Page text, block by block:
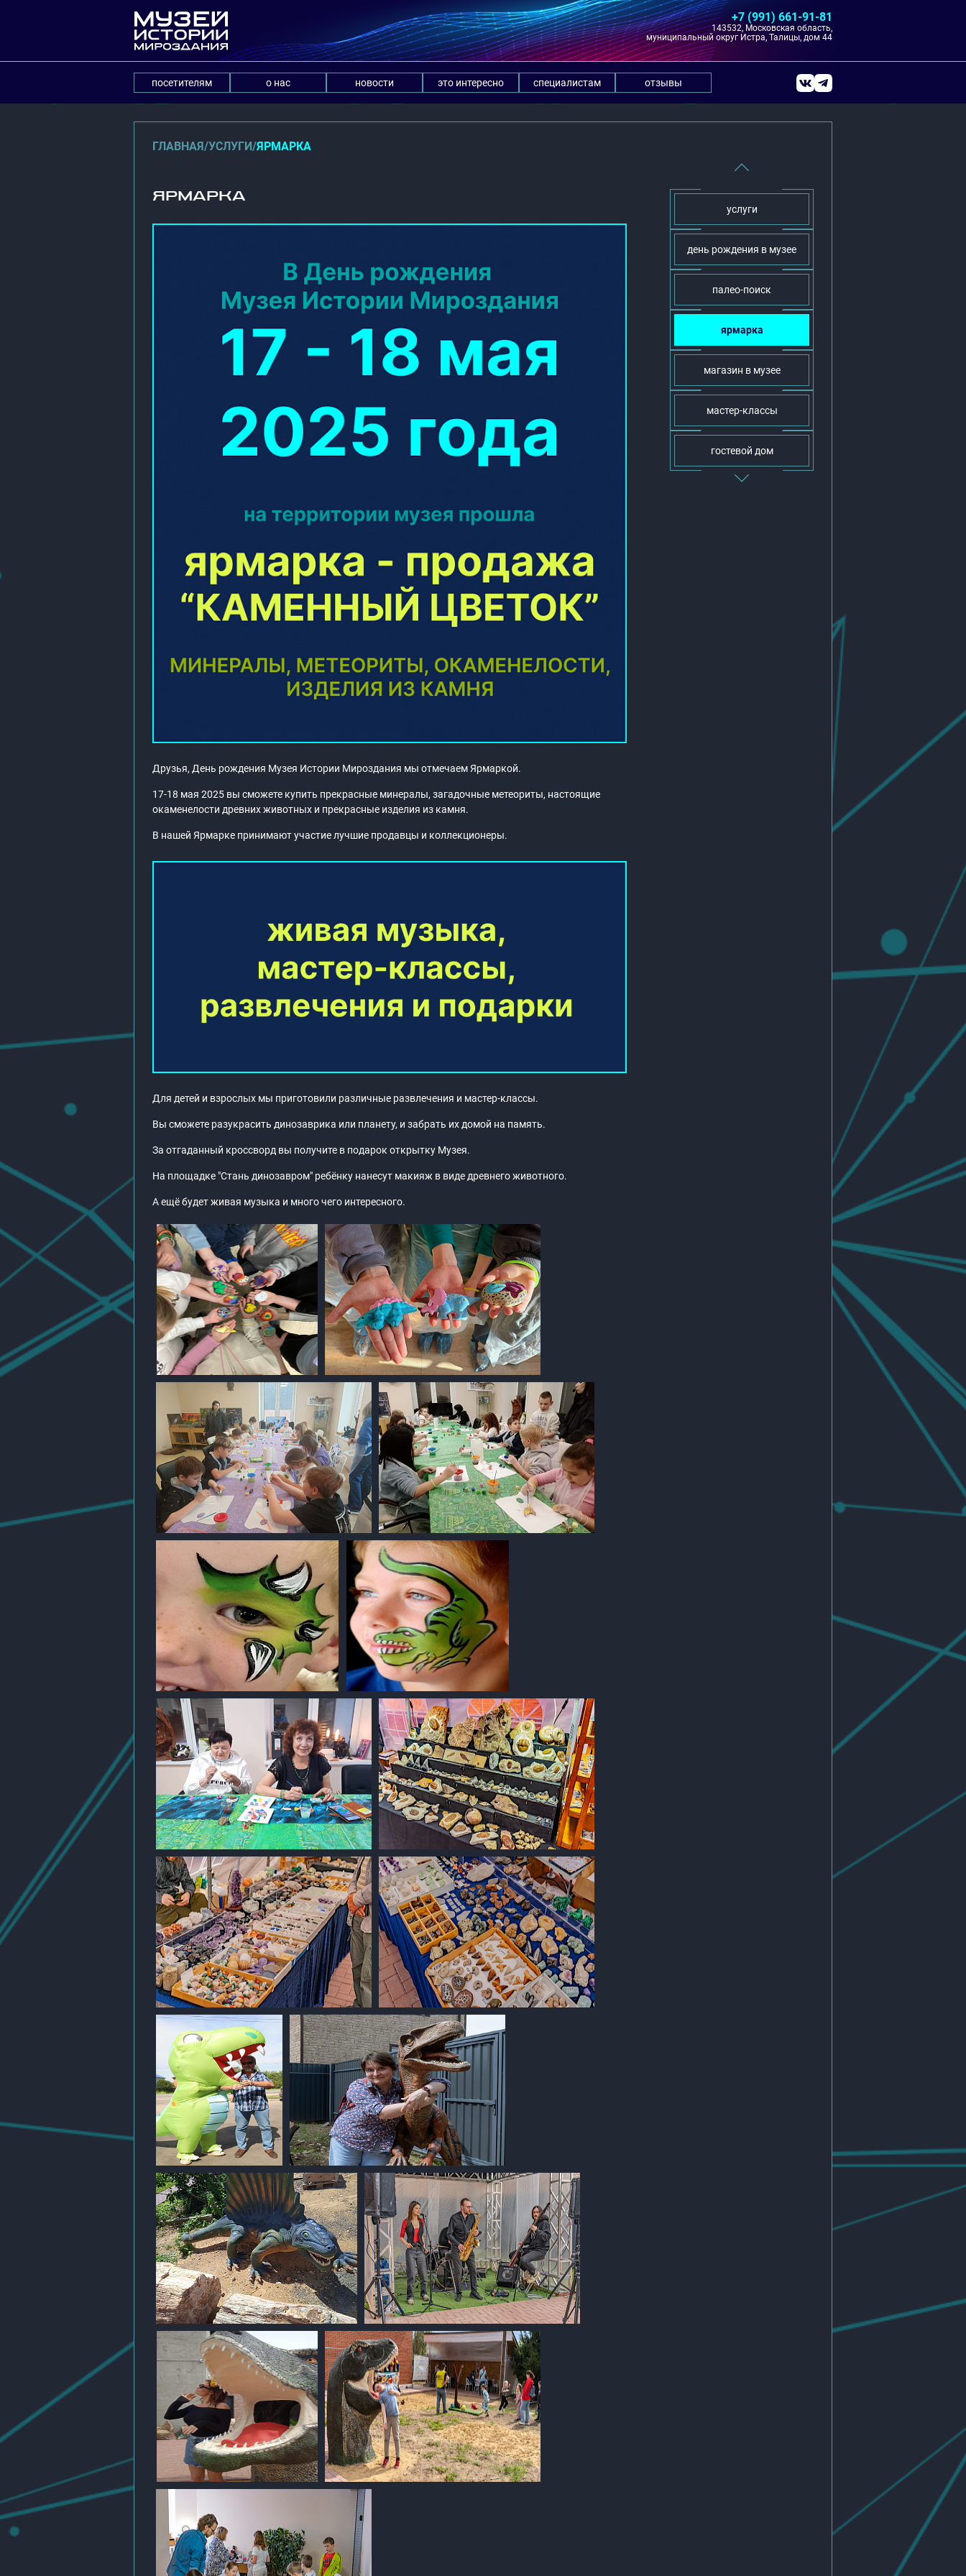
+7 (991) 661-91-81
143532, Московская область,
муниципальный округ Истра, Талицы, дом 44
посетителям о нас новости это интересно специалистам отзывы
ГЛАВНАЯ/УСЛУГИ/ЯРМАРКА
ЯРМАРКА
Друзья, День рождения Музея Истории Мироздания мы отмечаем Ярмаркой.
17-18 мая 2025 вы сможете купить прекрасные минералы, загадочные метеориты, настоящие
окаменелости древних животных и прекрасные изделия из камня.
В нашей Ярмарке принимают участие лучшие продавцы и коллекционеры.
Для детей и взрослых мы приготовили различные развлечения и мастер-классы.
Вы сможете разукрасить динозаврика или планету, и забрать их домой на память.
За отгаданный кроссворд вы получите в подарок открытку Музея.
На площадке "Стань динозавром" ребёнку нанесут макияж в виде древнего животного.
А ещё будет живая музыка и много чего интересного.
услуги
день рождения в музее
палео-поиск
ярмарка
магазин в музее
мастер-классы
гостевой дом